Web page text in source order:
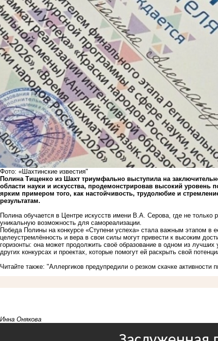
Фото: «Шахтинские известия"
Полина Тищенко из Шахт триумфально выступила на
области науки и искусства, продемонстрировав высокий уровень
ярким примером того, как настойчивость, трудолюбие и
результатам.
Полина обучается в Центре искусств имени В.А. Серова, где не только
уникальную возможность для самореализации.
Победа Полины на конкурсе «Ступени успеха» стала важным этапом в
целеустремлённость и вера в свои силы могут привести к высоким
горизонты: она может продолжить своё образование в одном из
других конкурсах и проектах, которые помогут ей раскрыть свой
Читайте также: "Аллергиков предупредили о резком скачке
Инна Онякова